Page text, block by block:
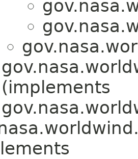
(implements